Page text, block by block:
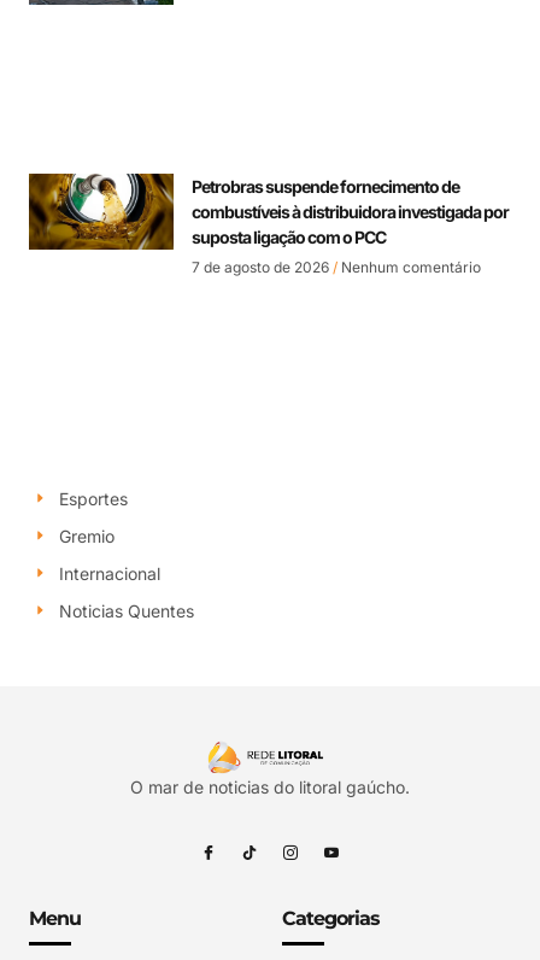
Petrobras suspende fornecimento de
combustíveis à distribuidora investigada por
suposta ligação com o PCC
7 de agosto de 2026 Nenhum comentário
Esportes
Gremio
Internacional
Noticias Quentes
O mar de noticias do litoral gaúcho.
Menu Categorias